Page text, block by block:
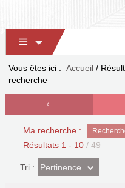
Vous êtes ici : Accueil /
recherche
Ma recherche :
Résultats 1 - 10 / 49
Tri : (Effet
imédiat)
Pertinence